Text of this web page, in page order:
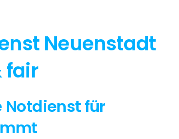
Neuenstadt
fair
Notdienst für